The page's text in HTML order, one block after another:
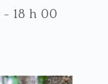
-18 h 00